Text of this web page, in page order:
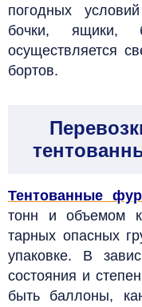
погодных
бочки, ящики,
осуществляется
бортов.
Тентованные
тонн и объемом
тарных опасных
упаковке. В
состояния и
быть баллоны,